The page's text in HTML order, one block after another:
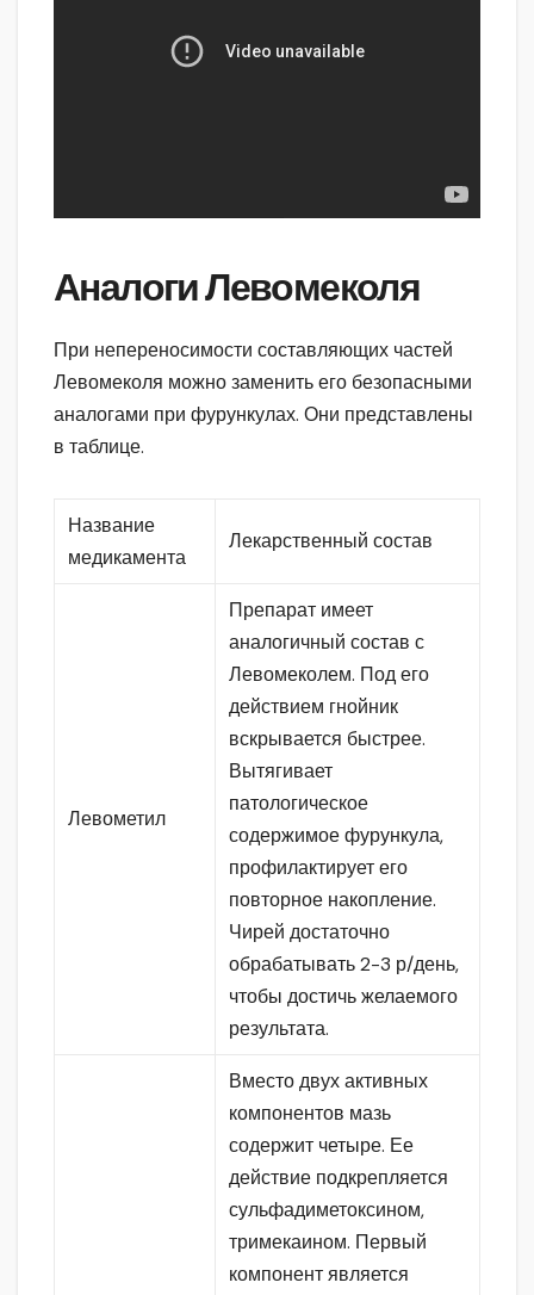
Аналоги Левомеколя
При непереносимости составляющих частей
Левомеколя можно заменить его безопасными
аналогами при фурункулах. Они представлены
в таблице.
Название
медикамента
Лекарственный состав
Левометил
Препарат имеет
аналогичный состав с
Левомеколем. Под его
действием гнойник
вскрывается быстрее.
Вытягивает
патологическое
содержимое фурункула,
профилактирует его
повторное накопление.
Чирей достаточно
обрабатывать 2-3 р/день,
чтобы достичь желаемого
результата.
Вместо двух активных
компонентов мазь
содержит четыре. Ее
действие подкрепляется
сульфадиметоксином,
тримекаином. Первый
компонент является